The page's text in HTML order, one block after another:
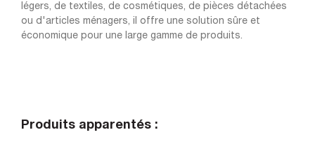
légers, de textiles, de cosmétiques, de pièces détachées
ou d'articles ménagers, il offre une solution sûre et
économique pour une large gamme de produits.
Produits apparentés :